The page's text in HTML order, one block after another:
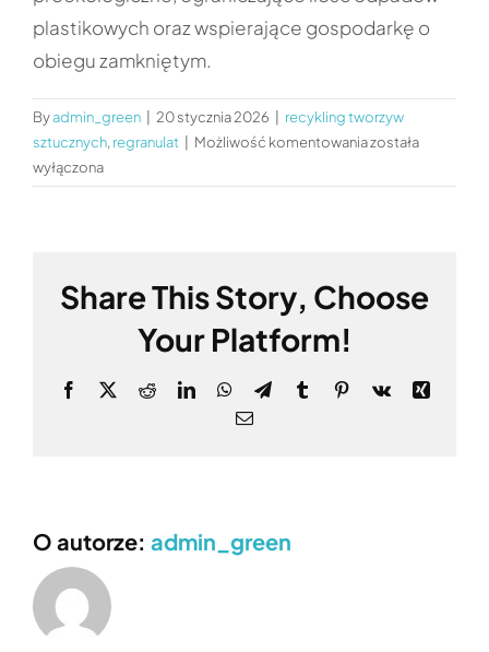
plastikowych oraz wspierające gospodarkę o
obiegu zamkniętym.
Byadmin_green 20 stycznia 2026
recykling tworzyw
sztucznych, regranulat Możliwość komentowaniaCzym
regranulat?
została
wyłączona
Share This Story, Choose
Your Platform!
Facebook
X RedditLinkedInWhatsApp
TelegramTumblrPinterest
Vk
Xing
Email
O autorze: admin_green